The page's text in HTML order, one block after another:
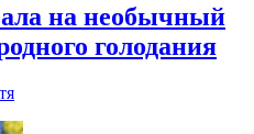
на необычный
голодания